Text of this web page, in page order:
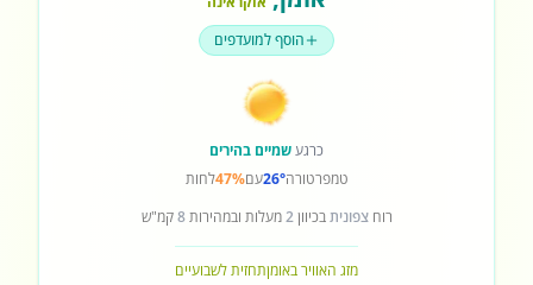
הוסף למועדפים
כרגעשמיים בהירים
טמפרטורה26°עם47%לחות
רוחצפוניתבכיוון2מעלות ובמהירות8קמ"ש
מזג האוויר באומןתחזית לשבועיים